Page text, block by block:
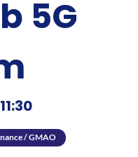
5G
11:30
/ GMAO